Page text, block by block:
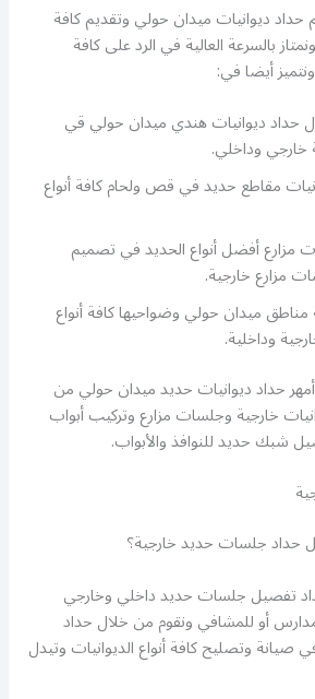
ديوانيات ميدان حولي وتقديم كافة
بالسرعة العالية في الرد على كافة
أيضا في:
حداد ديوانيات هندي ميدان حولي قي
خارجي وداخلي.
مقاطع حديد في قص ولحام كافة أنواع
مزارع أفضل أنواع الحديد في تصميم
مزارع خارجية.
مناطق ميدان حولي وضواحيها كافة أنواع
وداخلية.
أمهر حداد ديوانيات حديد ميدان حولي من
خارجية وجلسات مزارع وتركيب أبواب
شبك حديد للنوافذ والأبواب.
حداد جلسات حديد خارجية؟
تفصيل جلسات حديد داخلي وخارجي
أو للمشافي ونقوم من خلال حداد
وتصليح كافة أنواع الديوانيات وتيدل